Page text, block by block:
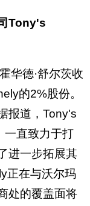
Tony's
华德·舒尔茨收
的2%股份。
报道，Tony's
一直致力于打
进一步拓展其
正在与沃尔玛
处的覆盖面将